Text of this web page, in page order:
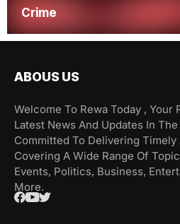
Crime
ABOUS US
Welcome To Rewa Today , Your
Latest News And Updates In
Committed To Delivering
Covering A Wide Range Of
Events, Politics, Business,
More.